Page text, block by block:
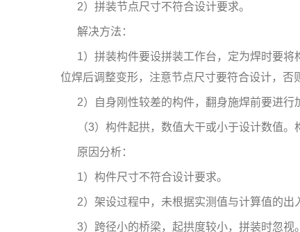
2）拼装节点尺寸不符合设计要求。
解决方法：
1）拼装构件要设拼装工作台，定为焊时要
位焊后调整变形，注意节点尺寸要符合设计，否
2）自身刚性较差的构件，翻身施焊前要进行
（3）构件起拱，数值大干或小于设计数值
原因分析：
1）构件尺寸不符合设计要求。
2）架设过程中，未根据实测值与计算值的出
3）跨径小的桥梁，起拱度较小，拼装时忽视。